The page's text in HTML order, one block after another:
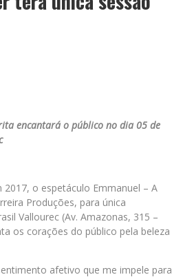
encantará o público no dia 05 de
o espetáculo Emmanuel – A
Produções, para única
Vallourec (Av. Amazonas, 315 –
os corações do público pela beleza
afetivo que me impele para